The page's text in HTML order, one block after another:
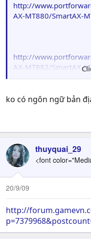
http://
AX-MT880/SmartAX-
http://
AX-MT882/SmartAX-
nhé
ko có ngôn ngữ bản
thuyquai_29
<font
20/9/09
http://